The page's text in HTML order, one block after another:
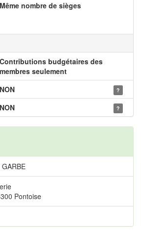
Même nombre de sièges
Contributions budgétaires des
membres seulement
NON ?
NON ?
Pontoise